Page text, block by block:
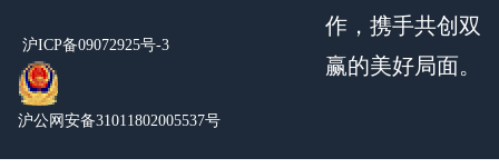
沪ICP备09072925号-3
沪公网安备31011802005537号
作，携手共创双
赢的美好局面。